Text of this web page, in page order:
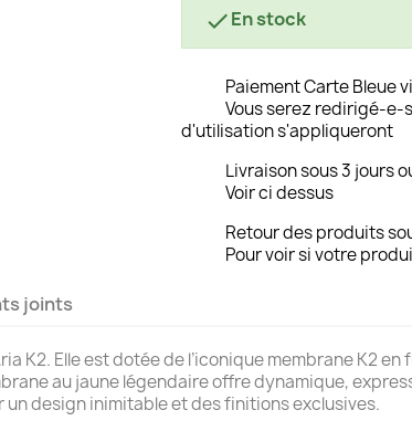
En stock
Paiement Carte Bleue
Vous serez redirigé-e-
d'utilisation s'appliqueront
Livraison sous 3 jours
Voir ci dessus
Retour des produits
Pour voir si votre
joints
K2. Elle est dotée de l’iconique membrane K2
au jaune légendaire offre dynamique,
un design inimitable et des finitions exclusives.